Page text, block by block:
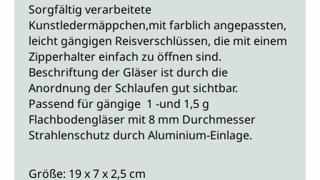
Sorgfältig verarbeitete
Kunstledermäppchen,mit farblich angepassten,
leicht gängigen Reisverschlüssen, die mit einem
Zipperhalter einfach zu öffnen sind.
Beschriftung der Gläser ist durch die
Anordnung der Schlaufen gut sichtbar.
Passend für gängige 1 -und 1,5 g
Flachbodengläser mit 8 mm Durchmesser
Strahlenschutz durch Aluminium-Einlage.
Größe: 19 x 7 x 2,5 cm